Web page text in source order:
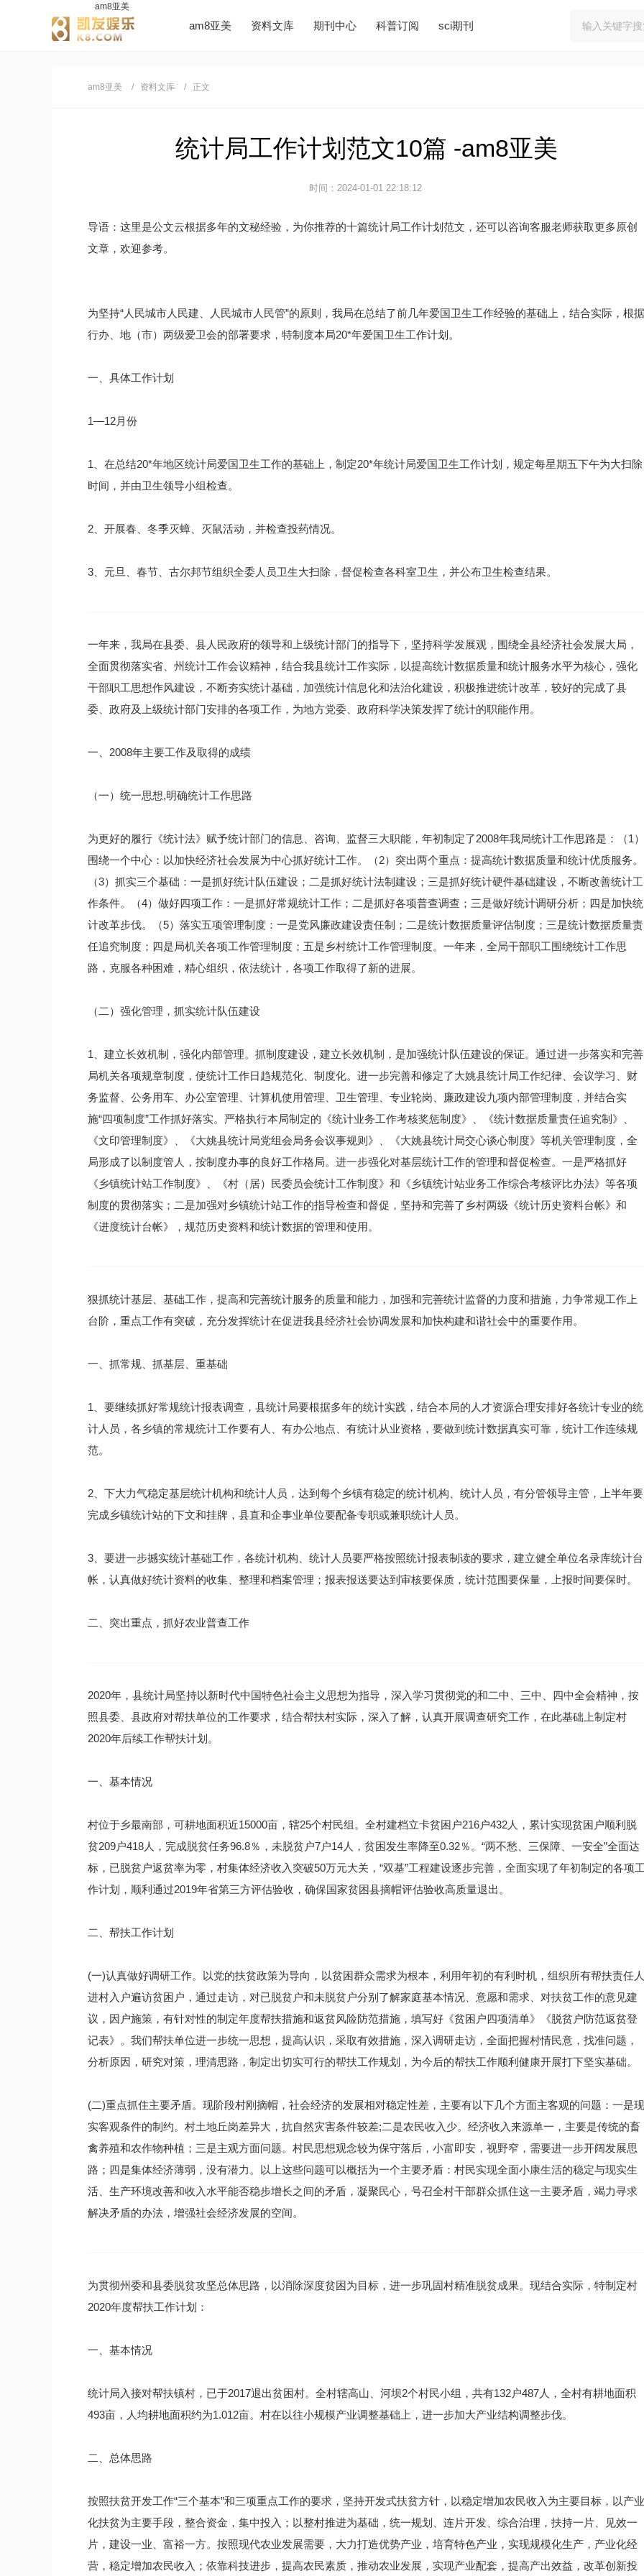
am8亚美
am8亚美 资料文库 期刊中心 科普订阅 sci期刊
am8亚美 资料文库 正文
统计局工作计划范文10篇 -am8亚美
时间：2024-01-01 22:18:12
导语：这里是公文云根据多年的文秘经验，为你推荐的十篇统计局工作计划范文，还可以咨询客服老师获取更多原创
文章，欢迎参考。
为坚持“人民城市人民建、人民城市人民管”的原则，我局在总结了前几年爱国卫生工作经验的基础上，结合实际，根据
行办、地（市）两级爱卫会的部署要求，特制度本局20*年爱国卫生工作计划。
一、具体工作计划
1—12月份
1、在总结20*年地区统计局爱国卫生工作的基础上，制定20*年统计局爱国卫生工作计划，规定每星期五下午为大扫除
时间，并由卫生领导小组检查。
2、开展春、冬季灭蟑、灭鼠活动，并检查投药情况。
3、元旦、春节、古尔邦节组织全委人员卫生大扫除，督促检查各科室卫生，并公布卫生检查结果。
一年来，我局在县委、县人民政府的领导和上级统计部门的指导下，坚持科学发展观，围绕全县经济社会发展大局，
全面贯彻落实省、州统计工作会议精神，结合我县统计工作实际，以提高统计数据质量和统计服务水平为核心，强化
干部职工思想作风建设，不断夯实统计基础，加强统计信息化和法治化建设，积极推进统计改革，较好的完成了县
委、政府及上级统计部门安排的各项工作，为地方党委、政府科学决策发挥了统计的职能作用。
一、2008年主要工作及取得的成绩
（一）统一思想,明确统计工作思路
为更好的履行《统计法》赋予统计部门的信息、咨询、监督三大职能，年初制定了2008年我局统计工作思路是：（1）
围绕一个中心：以加快经济社会发展为中心抓好统计工作。（2）突出两个重点：提高统计数据质量和统计优质服务。
（3）抓实三个基础：一是抓好统计队伍建设；二是抓好统计法制建设；三是抓好统计硬件基础建设，不断改善统计工
作条件。（4）做好四项工作：一是抓好常规统计工作；二是抓好各项普查调查；三是做好统计调研分析；四是加快统
计改革步伐。（5）落实五项管理制度：一是党风廉政建设责任制；二是统计数据质量评估制度；三是统计数据质量责
任追究制度；四是局机关各项工作管理制度；五是乡村统计工作管理制度。一年来，全局干部职工围绕统计工作思
路，克服各种困难，精心组织，依法统计，各项工作取得了新的进展。
（二）强化管理，抓实统计队伍建设
1、建立长效机制，强化内部管理。抓制度建设，建立长效机制，是加强统计队伍建设的保证。通过进一步落实和完善
局机关各项规章制度，使统计工作日趋规范化、制度化。进一步完善和修定了大姚县统计局工作纪律、会议学习、财
务监督、公务用车、办公室管理、计算机使用管理、卫生管理、专业轮岗、廉政建设九项内部管理制度，并结合实
施“四项制度”工作抓好落实。严格执行本局制定的《统计业务工作考核奖惩制度》、《统计数据质量责任追究制》、
《文印管理制度》、《大姚县统计局党组会局务会议事规则》、《大姚县统计局交心谈心制度》等机关管理制度，全
局形成了以制度管人，按制度办事的良好工作格局。进一步强化对基层统计工作的管理和督促检查。一是严格抓好
《乡镇统计站工作制度》、《村（居）民委员会统计工作制度》和《乡镇统计站业务工作综合考核评比办法》等各项
制度的贯彻落实；二是加强对乡镇统计站工作的指导检查和督促，坚持和完善了乡村两级《统计历史资料台帐》和
《进度统计台帐》，规范历史资料和统计数据的管理和使用。
狠抓统计基层、基础工作，提高和完善统计服务的质量和能力，加强和完善统计监督的力度和措施，力争常规工作上
台阶，重点工作有突破，充分发挥统计在促进我县经济社会协调发展和加快构建和谐社会中的重要作用。
一、抓常规、抓基层、重基础
1、要继续抓好常规统计报表调查，县统计局要根据多年的统计实践，结合本局的人才资源合理安排好各统计专业的统
计人员，各乡镇的常规统计工作要有人、有办公地点、有统计从业资格，要做到统计数据真实可靠，统计工作连续规
范。
2、下大力气稳定基层统计机构和统计人员，达到每个乡镇有稳定的统计机构、统计人员，有分管领导主管，上半年要
完成乡镇统计站的下文和挂牌，县直和企事业单位要配备专职或兼职统计人员。
3、要进一步撼实统计基础工作，各统计机构、统计人员要严格按照统计报表制读的要求，建立健全单位名录库统计台
帐，认真做好统计资料的收集、整理和档案管理；报表报送要达到审核要保质，统计范围要保量，上报时间要保时。
二、突出重点，抓好农业普查工作
2020年，县统计局坚持以新时代中国特色社会主义思想为指导，深入学习贯彻党的和二中、三中、四中全会精神，按
照县委、县政府对帮扶单位的工作要求，结合帮扶村实际，深入了解，认真开展调查研究工作，在此基础上制定村
2020年后续工作帮扶计划。
一、基本情况
村位于乡最南部，可耕地面积近15000亩，辖25个村民组。全村建档立卡贫困户216户432人，累计实现贫困户顺利脱
贫209户418人，完成脱贫任务96.8％，未脱贫户7户14人，贫困发生率降至0.32％。“两不愁、三保障、一安全”全面达
标，已脱贫户返贫率为零，村集体经济收入突破50万元大关，“双基”工程建设逐步完善，全面实现了年初制定的各项
作计划，顺利通过2019年省第三方评估验收，确保国家贫困县摘帽评估验收高质量退出。
二、帮扶工作计划
(一)认真做好调研工作。以党的扶贫政策为导向，以贫困群众需求为根本，利用年初的有利时机，组织所有帮扶责任人
进村入户遍访贫困户，通过走访，对已脱贫户和未脱贫户分别了解家庭基本情况、意愿和需求、对扶贫工作的意见建
议，因户施策，有针对性的制定年度帮扶措施和返贫风险防范措施，填写好《贫困户四项清单》《脱贫户防范返贫登
记表》。我们帮扶单位进一步统一思想，提高认识，采取有效措施，深入调研走访，全面把握村情民意，找准问题，
分析原因，研究对策，理清思路，制定出切实可行的帮扶工作规划，为今后的帮扶工作顺利健康开展打下坚实基础。
(二)重点抓住主要矛盾。现阶段村刚摘帽，社会经济的发展相对稳定性差，主要有以下几个方面主客观的问题：一是现
实客观条件的制约。村土地丘岗差异大，抗自然灾害条件较差;二是农民收入少。经济收入来源单一，主要是传统的畜
禽养殖和农作物种植；三是主观方面问题。村民思想观念较为保守落后，小富即安，视野窄，需要进一步开阔发展思
路；四是集体经济薄弱，没有潜力。以上这些问题可以概括为一个主要矛盾：村民实现全面小康生活的稳定与现实生
活、生产环境改善和收入水平能否稳步增长之间的矛盾，凝聚民心，号召全村干部群众抓住这一主要矛盾，竭力寻求
解决矛盾的办法，增强社会经济发展的空间。
为贯彻州委和县委脱贫攻坚总体思路，以消除深度贫困为目标，进一步巩固村精准脱贫成果。现结合实际，特制定村
2020年度帮扶工作计划：
一、基本情况
统计局入接对帮扶镇村，已于2017退出贫困村。全村辖高山、河坝2个村民小组，共有132户487人，全村有耕地面积
493亩，人均耕地面积约为1.012亩。村在以往小规模产业调整基础上，进一步加大产业结构调整步伐。
二、总体思路
按照扶贫开发工作“三个基本”和三项重点工作的要求，坚持开发式扶贫方针，以稳定增加农民收入为主要目标，以产业
化扶贫为主要手段，整合资金，集中投入；以整村推进为基础，统一规划、连片开发、综合治理，扶持一片、见效一
片，建设一业、富裕一方。按照现代农业发展需要，大力打造优势产业，培育特色产业，实现规模化生产，产业化经
营，稳定增加农民收入；依靠科技进步，提高农民素质，推动农业发展，实现产业配套，提高产出效益，改革创新投